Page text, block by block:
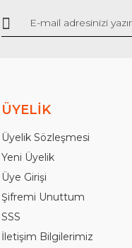
ÜYELİK
Üyelik Sözleşmesi
Yeni Üyelik
Üye Girişi
Şifremi Unuttum
SSS
İletişim Bilgilerimiz